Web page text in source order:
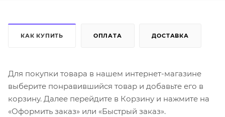
КАК КУПИТЬ ОПЛАТА ДОСТАВКА
Для покупки товара в нашем интернет-магазине
выберите понравившийся товар и добавьте его в
корзину. Далее перейдите в Корзину и нажмите на
«Оформить заказ» или «Быстрый заказ».